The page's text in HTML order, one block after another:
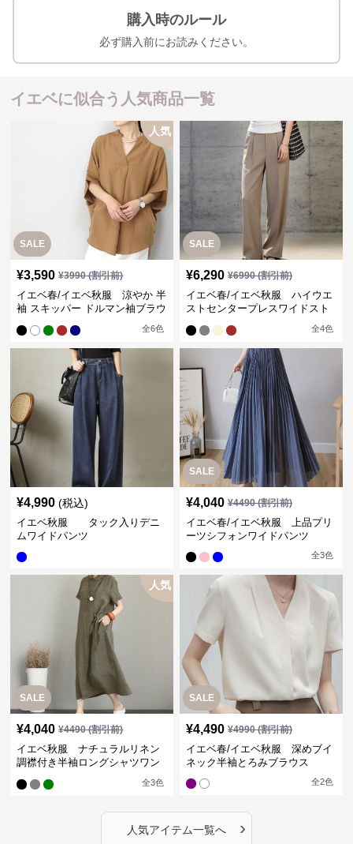
購入時のルール
必ず購入前にお読みください。
イエベに似合う人気商品一覧
SALE
人気
¥3,590 ¥3990(割引前)
イエベ春/イエベ秋服 涼やか 半
袖 スキッパー ドルマン袖ブラウ
全6色
SALE
¥6,290 ¥6990(割引前)
イエベ春/イエベ秋服 ハイウエ
ストセンタープレスワイドスト
全4色
¥4,990 (税込)
イエベ秋服 タック入りデニ
ムワイドパンツ
SALE
¥4,040 ¥4490(割引前)
イエベ春/イエベ秋服 上品プリ
ーツシフォンワイドパンツ
全3色
SALE
人気
¥4,040 ¥4490(割引前)
イエベ秋服 ナチュラルリネン
調襟付き半袖ロングシャツワン
全3色
SALE
¥4,490 ¥4990(割引前)
イエベ春/イエベ秋服 深めブイ
ネック半袖とろみブラウス
全2色
人気アイテム一覧へ ›